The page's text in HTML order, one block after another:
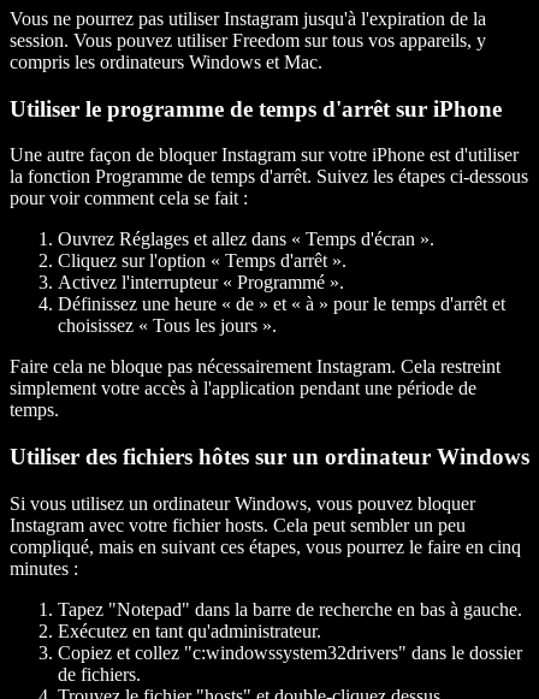
Vous ne pourrez pas utiliser Instagram jusqu'à l'expiration de la
session. Vous pouvez utiliser Freedom sur tous vos appareils, y
compris les ordinateurs Windows et Mac.
Utiliser le programme de temps d'arrêt sur iPhone
Une autre façon de bloquer Instagram sur votre iPhone est d'utiliser
la fonction Programme de temps d'arrêt. Suivez les étapes ci-dessous
pour voir comment cela se fait :
Ouvrez Réglages et allez dans « Temps d'écran ».
Cliquez sur l'option « Temps d'arrêt ».
Activez l'interrupteur « Programmé ».
Définissez une heure « de » et « à » pour le temps d'arrêt et
choisissez « Tous les jours ».
Faire cela ne bloque pas nécessairement Instagram. Cela restreint
simplement votre accès à l'application pendant une période de
temps.
Utiliser des fichiers hôtes sur un ordinateur Windows
Si vous utilisez un ordinateur Windows, vous pouvez bloquer
Instagram avec votre fichier hosts. Cela peut sembler un peu
compliqué, mais en suivant ces étapes, vous pourrez le faire en cinq
minutes :
Tapez "Notepad" dans la barre de recherche en bas à gauche.
Exécutez en tant qu'administrateur.
Copiez et collez "c:windowssystem32drivers" dans le dossier
de fichiers.